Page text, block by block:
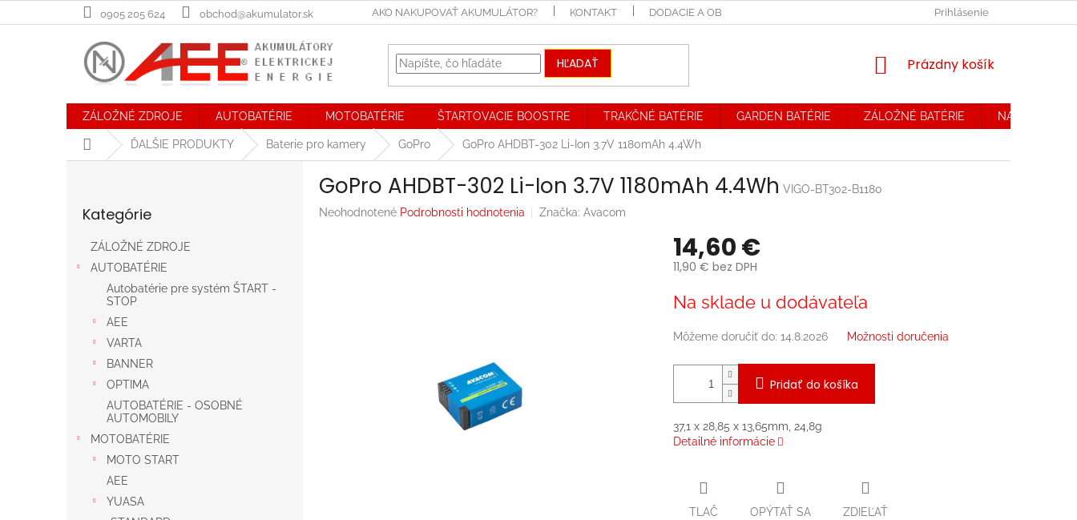
na
0905 205 624 obchod@akumulator.sk AKO NAKUPOVAŤ AKUMULÁTOR? KONTAKT DODACIE A OBCHODNÉ PODMIENKY. REKLAMAČNÝ PORIADOKPrihlásenie
HĽADAŤ
NÁKUPNÝ
Prázdny košík
ZÁLOŽNÉ ZDROJE AUTOBATÉRIE MOTOBATÉRIE ŠTARTOVACIE BOOSTRE TRAKČNÉ BATÉRIE GARDEN BATÉRIE ZÁLOŽNÉ BATÉRIE NABÍJAČKY
DomovĎALŠIE PRODUKTY Baterie pro kamery GoPro GoPro AHDBT-302 Li-Ion 3.7V 1180mAh 4.4Wh
kategórie
Kategórie
ZÁLOŽNÉ ZDROJE
AUTOBATÉRIE
Autobatérie pre systém ŠTART -
STOP
AEE
VARTA
BANNER
OPTIMA
AUTOBATÉRIE - OSOBNÉ
AUTOMOBILY
MOTOBATÉRIE
MOTO START
AEE
YUASA
GoPro AHDBT-302 Li-Ion 3.7V 1180mAh 4.4Wh VIGO-BT302-B1180
Priemerné
Neohodnotené Podrobnosti hodnotenia Značka: Avacom
14,60 €
11,90 € bez DPH
cena:
Na sklade u dodávateľa
Môžeme doručiť do: 14.8.2026 Možnosti doručenia
Pridať do košíka
37,1 x 28,85 x 13,65mm, 24,8g
Detailné informácie
TLAČ OPÝTAŤ SA ZDIEĽAŤ